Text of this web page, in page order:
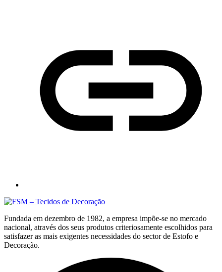
Fundada em dezembro de 1982, a empresa impõe-se no mercado
nacional, através dos seus produtos criteriosamente escolhidos para
satisfazer as mais exigentes necessidades do sector de Estofo e
Decoração.